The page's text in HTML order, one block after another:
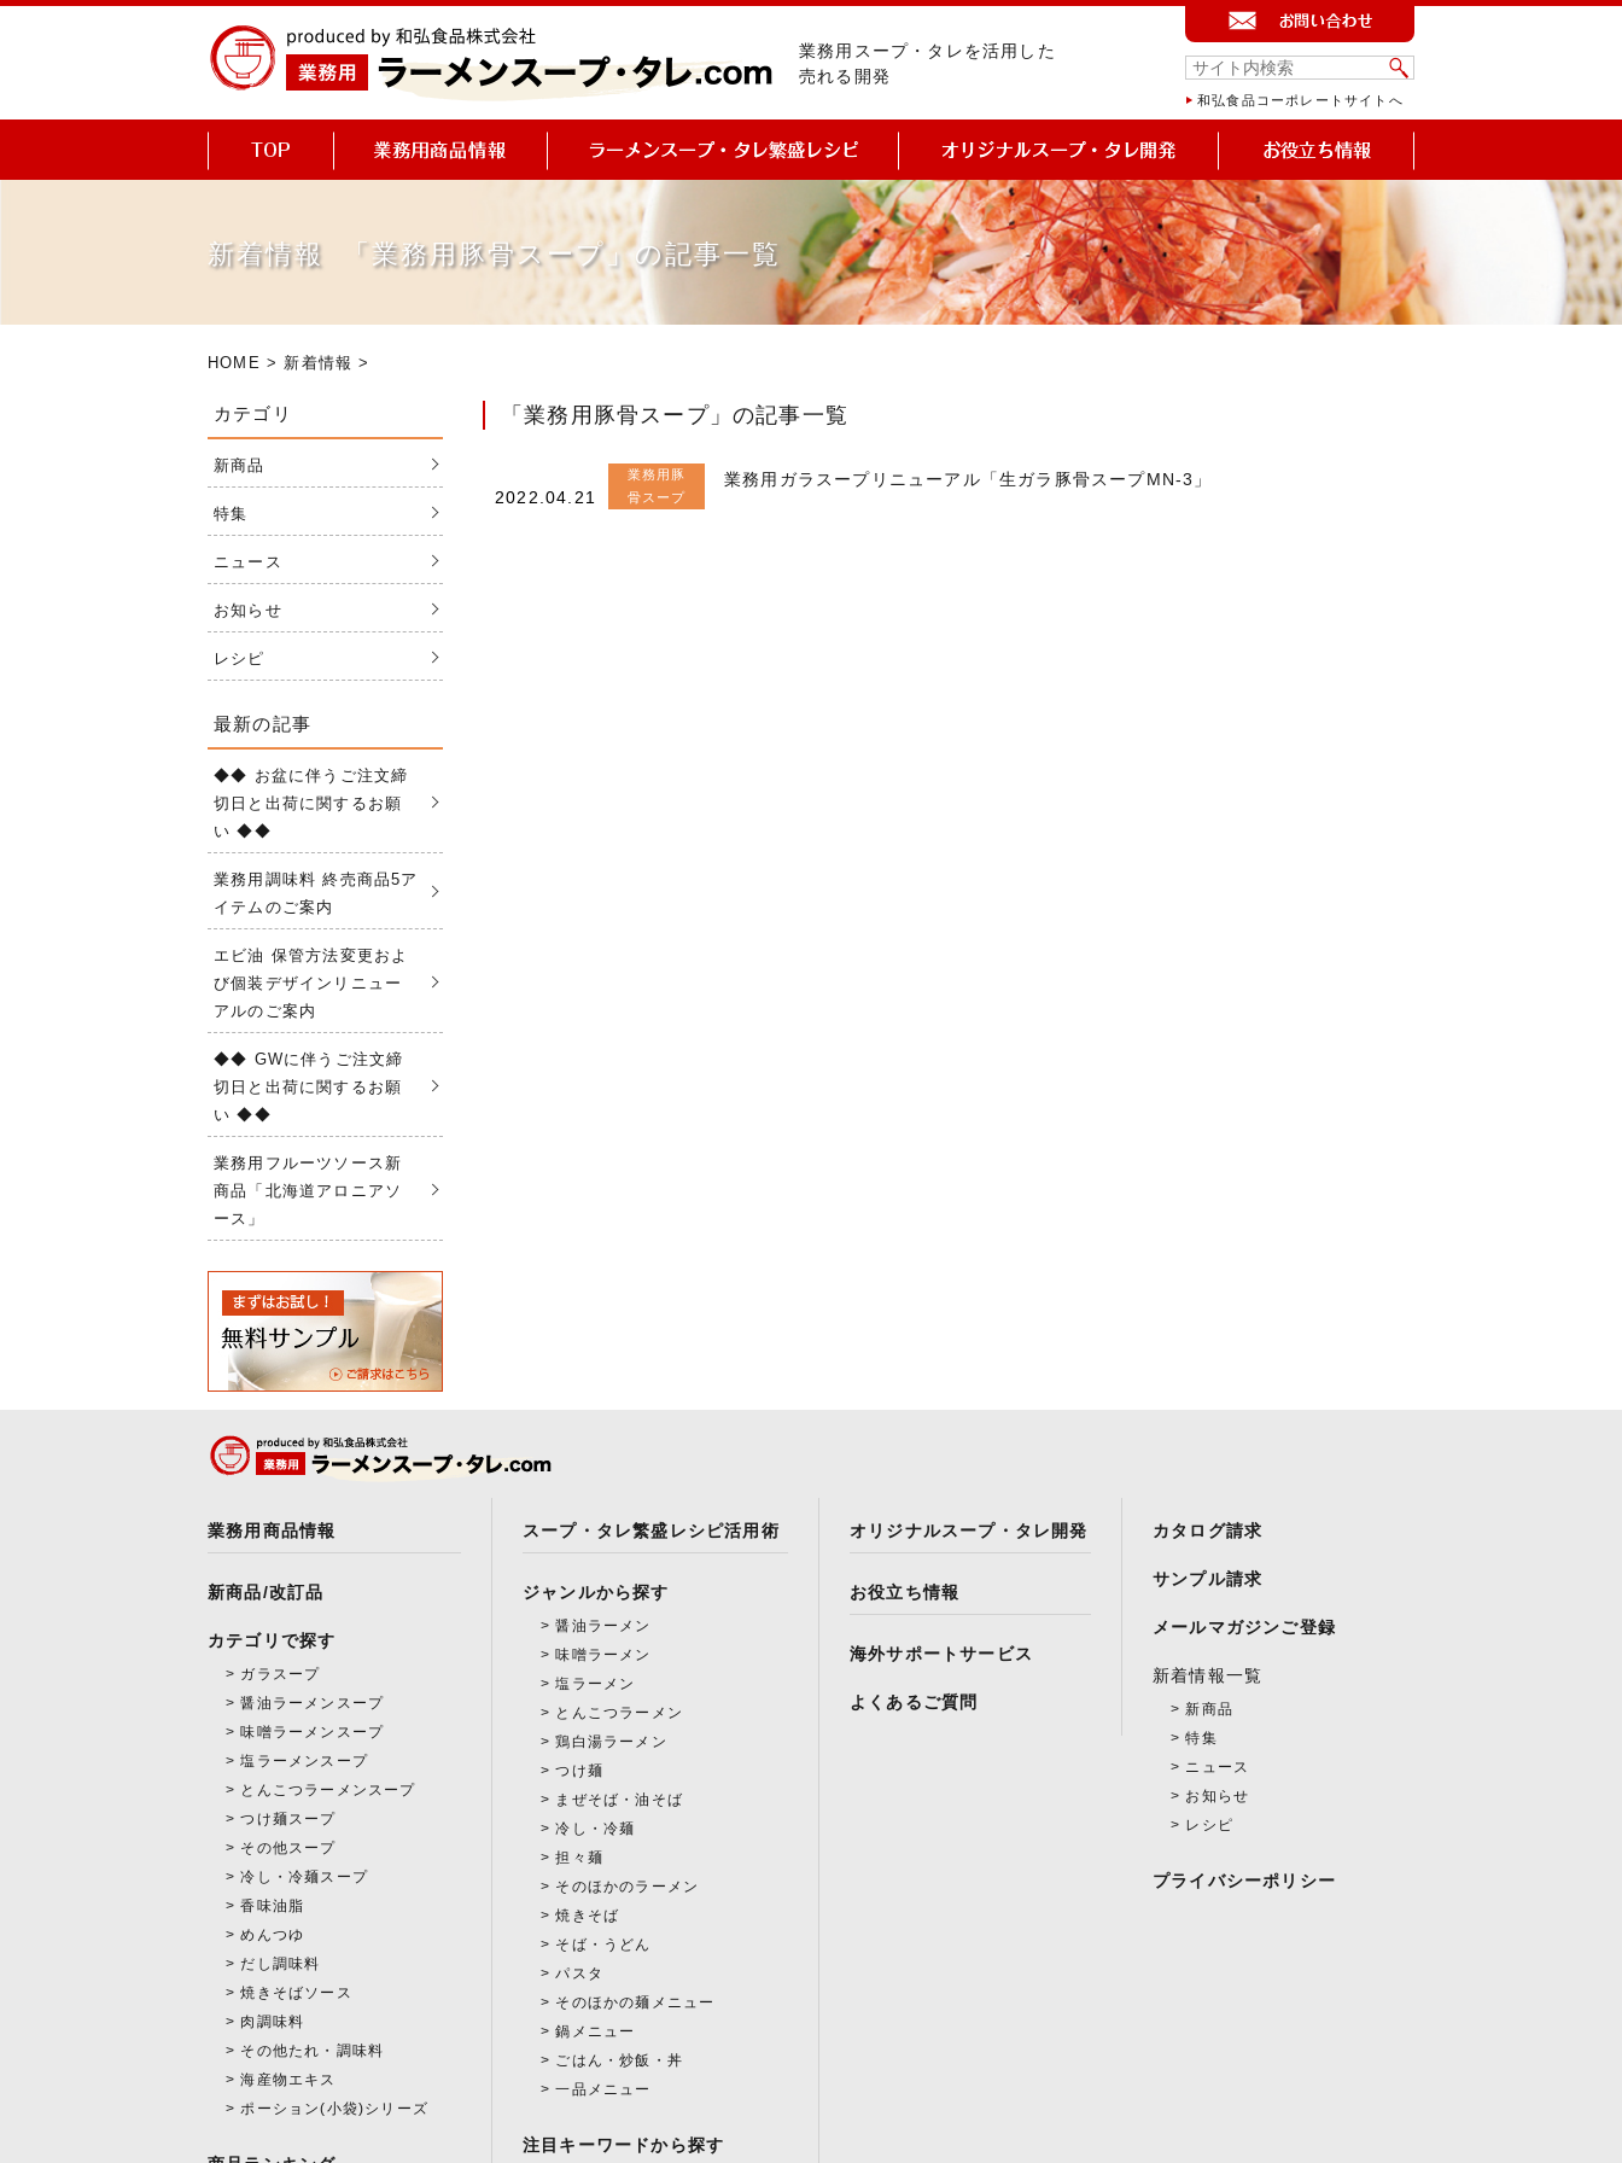
業務用スープ・タレを活用した
売れる開発
和弘食品コーポレートサイトへ
新着情報 「業務用豚骨スープ」の記事一覧
HOME > 新着情報 >
「業務用豚骨スープ」の記事一覧
2022.04.21
業務用豚
骨スープ
業務用ガラスープリニューアル「生ガラ豚骨スープMN-3」
カテゴリ
新商品
特集
ニュース
お知らせ
レシピ
最新の記事
◆◆ お盆に伴うご注文締
切日と出荷に関するお願
い ◆◆
業務用調味料 終売商品5ア
イテムのご案内
エビ油 保管方法変更およ
び個装デザインリニュー
アルのご案内
◆◆ GWに伴うご注文締
切日と出荷に関するお願
い ◆◆
業務用フルーツソース新
商品「北海道アロニアソ
ース」
業務用商品情報
新商品/改訂品
カテゴリで探す
ガラスープ
醤油ラーメンスープ
味噌ラーメンスープ
塩ラーメンスープ
とんこつラーメンスープ
つけ麺スープ
その他スープ
冷し・冷麺スープ
香味油脂
めんつゆ
だし調味料
焼きそばソース
肉調味料
その他たれ・調味料
海産物エキス
ポーション(小袋)シリーズ
スープ・タレ繁盛レシピ活用術
ジャンルから探す
醤油ラーメン
味噌ラーメン
塩ラーメン
とんこつラーメン
鶏白湯ラーメン
つけ麺
まぜそば・油そば
冷し・冷麺
担々麺
そのほかのラーメン
焼きそば
そば・うどん
パスタ
そのほかの麺メニュー
鍋メニュー
ごはん・炒飯・丼
一品メニュー
注目キーワードから探す
オリジナルスープ・タレ開発
お役立ち情報
海外サポートサービス
よくあるご質問
カタログ請求
サンプル請求
メールマガジンご登録
新着情報一覧
新商品
特集
ニュース
お知らせ
レシピ
プライバシーポリシー